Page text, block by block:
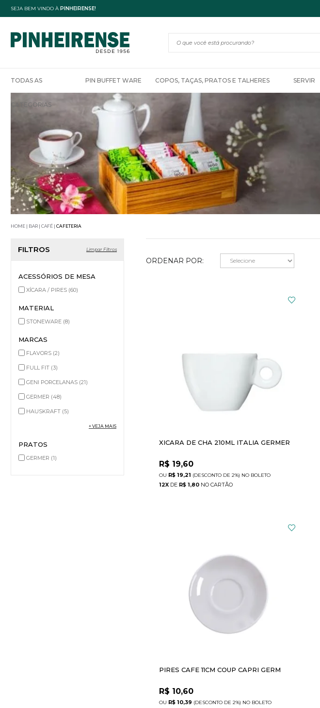
SEJA BEM VINDO À PINHEIRENSE!
TODAS AS
CATEGORIAS
PIN BUFFET WARE COPOS, TAÇAS, PRATOS E TALHERES SERVIR
HOME BAR | CAFÉ CAFETERIA
FILTROS Limpar Filtros
ACESSÓRIOS DE MESA
XÍCARA / PIRES (60)
MATERIAL
STONEWARE (8)
MARCAS
FLAVORS (2)
FULL FIT (3)
GENI PORCELANAS (21)
GERMER (48)
HAUSKRAFT (5)
+ VEJA MAIS
PRATOS
GERMER (1)
ORDENAR POR:
XICARA DE CHA 210ML ITALIA GERMER
R$ 19,60
R$ 19,21 (DESCONTO DE 2%) NO BOLETO
12X DE R$ 1,80
PIRES CAFE 11CM COUP CAPRI GERM
R$ 10,60
R$ 10,39 (DESCONTO DE 2%) NO BOLETO